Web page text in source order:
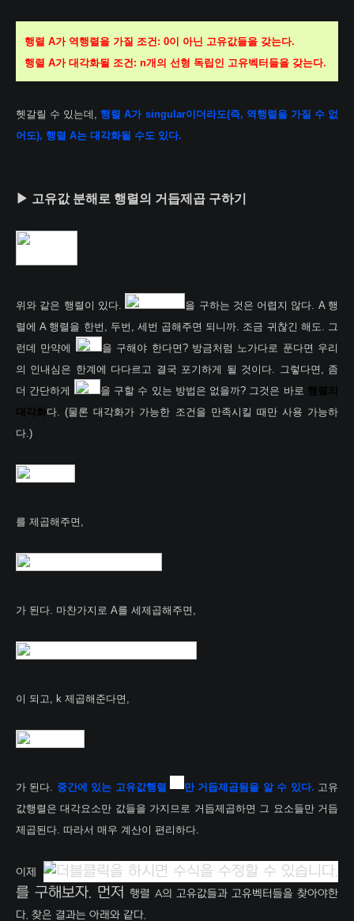
행렬 A가 역행렬을 가질 조건: 0이 아닌 고유값들을 갖는다.
행렬 A가 대각화될 조건: n개의 선형 독립인 고유벡터들을 갖는다.
헷갈릴 수 있는데,행렬 A가 singular이더라도(즉, 역행렬을 가질 수 없
어도), 행렬 A는 대각화될 수도 있다.
▶ 고유값 분해로 행렬의 거듭제곱 구하기
위와 같은 행렬이 있다.
을 구하는 것은 어렵지 않다. A 행
렬에 A 행렬을 한번, 두번, 세번 곱해주면 되니까. 조금 귀찮긴 해도. 그
런데 만약에
을 구해야 한다면? 방금처럼 노가다로 푼다면 우리
의 인내심은 한계에 다다르고 결국 포기하게 될 것이다. 그렇다면, 좀
더 간단하게
을 구할 수 있는 방법은 없을까? 그것은 바로
다. (물론 대각화가 가능한 조건을 만족시킬 때만 사용 가능하
다.)
를 제곱해주면,
가 된다. 마찬가지로 A를 세제곱해주면,
이 되고, k 제곱해준다면,
가 된다. 중간에 있는 고유값행렬 만 거듭제곱됨을 알 수 있다. 고유
값행렬은 대각요소만 값들을 가지므로 거듭제곱하면 그 요소들만 거듭
제곱된다. 따라서 매우 계산이 편리하다.
이제
를 구해보자. 먼저행렬 A의 고유값들과 고유벡터들을 찾아야한
다. 찾은 결과는 아래와 같다.